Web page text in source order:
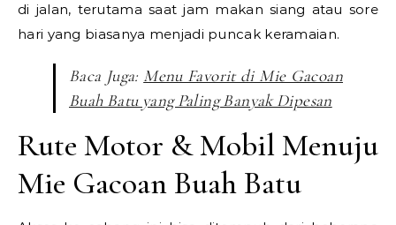
di jalan, terutama saat jam makan siang atau sore
hari yang biasanya menjadi puncak keramaian.
Baca Juga: Menu Favorit di Mie Gacoan
Buah Batu yang Paling Banyak Dipesan
Rute Motor & Mobil Menuju
Mie Gacoan Buah Batu